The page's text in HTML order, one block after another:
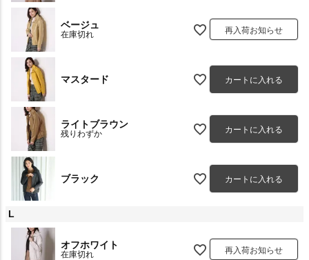
ベージュ
在庫切れ 再入荷お知らせ
マスタード カートに入れる
ライトブラウン
残りわずか カートに入れる
ブラック カートに入れる
L
オフホワイト
在庫切れ 再入荷お知らせ